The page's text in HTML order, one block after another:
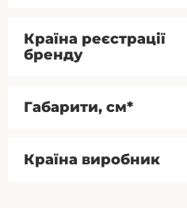
Країна реєстрації
бренду
Габарити, см*
Країна виробник